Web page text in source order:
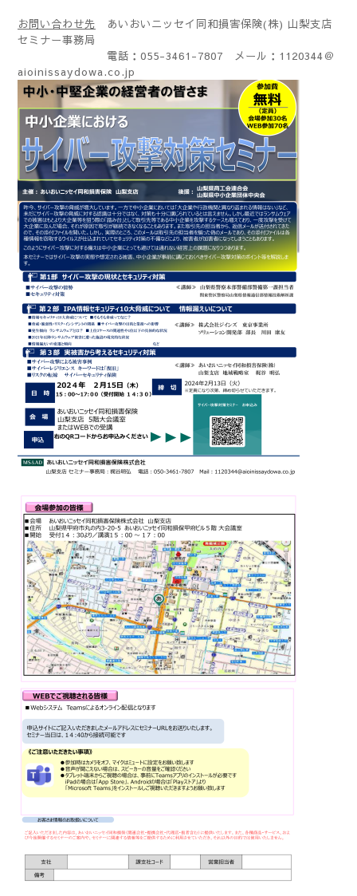
お問い合わせ先 あいおいニッセイ同和損害保険(株) 山梨支店
セミナー事務局
電話：055-3461-7807 メール：1120344＠
aioinissaydowa.co.jp